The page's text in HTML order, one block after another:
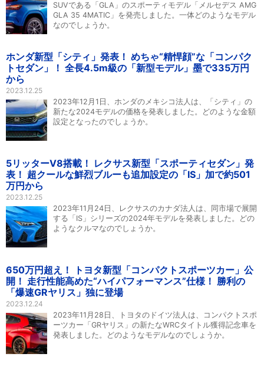
SUVである「GLA」のスポーティモデル「メルセデス AMG
GLA 35 4MATIC」を発売しました。一体どのようなモデル
なのでしょうか。
ホンダ新型「シティ」発表！ めちゃ“精悍顔”な「コンパク
トセダン」！ 全長4.5m級の「新型モデル」墨で335万円
から
2023.12.25
2023年12月1日、ホンダのメキシコ法人は、「シティ」の
新たな2024モデルの価格を発表しました。どのような金額
設定となったのでしょうか。
5リッターV8搭載！ レクサス新型「スポーティセダン」発
表！ 超クールな鮮烈ブルーも追加設定の「IS」加で約501
万円から
2023.12.25
2023年11月24日、レクサスのカナダ法人は、同市場で展開
する「IS」シリーズの2024年モデルを発表しました。どの
ようなクルマなのでしょうか。
650万円超え！ トヨタ新型「コンパクトスポーツカー」公
開！ 走行性能高めた“ハイパフォーマンス”仕様！ 勝利の
「爆速GRヤリス」独に登場
2023.12.24
2023年11月28日、トヨタのドイツ法人は、コンパクトスポ
ーツカー「GRヤリス」の新たなWRCタイトル獲得記念車を
発表しました。どのようなモデルなのでしょうか。